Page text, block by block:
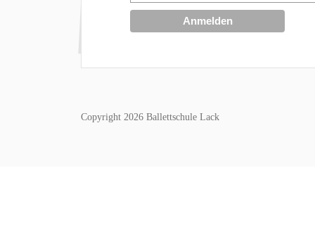
Copyright 2026 Ballettschule Lack